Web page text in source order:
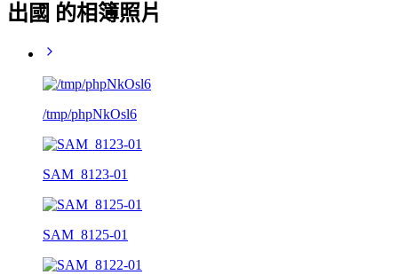
出國 的相簿照片
/tmp/phpNkOsl6
SAM_8123-01
SAM_8125-01